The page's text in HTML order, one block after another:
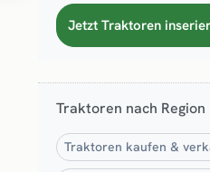
Jetzt Traktoren
Traktoren nach Region
Traktoren kaufen &